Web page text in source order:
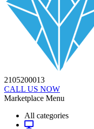
2105200013
CALL US NOW
Marketplace Menu
All categories